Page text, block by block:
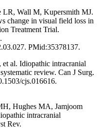
LR, Wall M, Kupersmith MJ.
change in visual field loss in
Treatment Trial.
PMid:35378137.
al. Idiopathic intracranial
review. Can J Surg.
cjs.016616.
Hughes MA, Jamjoom
intracranial
Rev.